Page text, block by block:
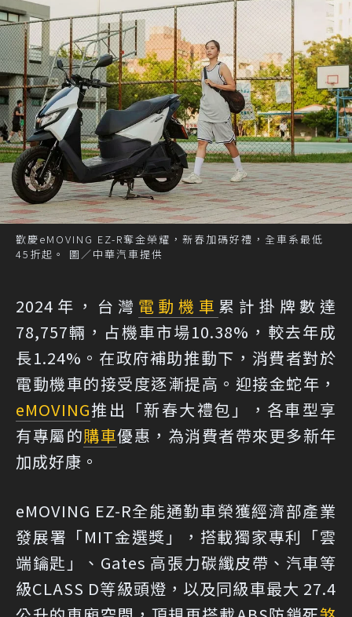
歡慶eMOVING EZ-R奪金榮耀，新春加碼好禮，全車系最低
45折起。 圖／中華汽車提供
2024年，台灣 電動機車 累計掛牌數達
78,757輛，占機車市場10.38%，較去年成
長1.24%。在政府補助推動下，消費者對於
電動機車的接受度逐漸提高。迎接金蛇年，
eMOVING推出「新春大禮包」，各車型享
有專屬的購車優惠，為消費者帶來更多新年
加成好康。
eMOVING EZ-R全能通勤車榮獲經濟部產業
發展署「MIT金選獎」，搭載獨家專利「雲
端鑰匙」、Gates 高張力碳纖皮帶、汽車等
級CLASS D等級頭燈，以及同級車最大 27.4